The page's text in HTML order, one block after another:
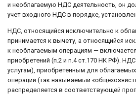
и необлагаемую НДС деятельность, он
учет входного НДС в порядке,
НДС, относящийся исключительно к
принимается к вычету, а относящийся
к необлагаемым операциям —
приобретений (п.2 и п.4 ст.170 НК РФ).
услугам), приобретенным для
операций (так называемый
распределяется в соответствующей